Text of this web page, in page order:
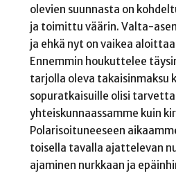
olevien suunnasta on
ja toimittu väärin. Valta-
ja ehkä nyt on vaikea
Ennemmin houkuttelee
tarjolla oleva takaisinmaksu
sopuratkaisuille olisi
yhteiskunnaassamme kuin
Polarisoituneeseen
toisella tavalla ajattelevan
ajaminen nurkkaan ja